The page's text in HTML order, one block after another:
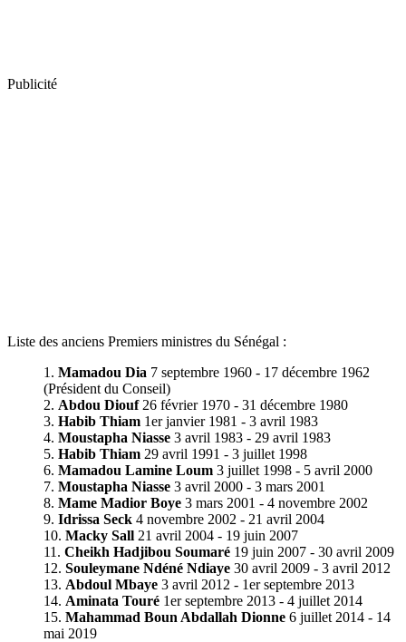
Publicité
Liste des anciens Premiers ministres du Sénégal :
Mamadou Dia 7 septembre 1960 - 17 décembre 1962
(Président du Conseil)
Abdou Diouf26 février 1970 - 31 décembre 1980
Habib Thiam 1er janvier 1981 - 3 avril 1983
Moustapha Niasse 3 avril 1983 - 29 avril 1983
Habib Thiam 29 avril 1991 - 3 juillet 1998
Mamadou Lamine Loum 3 juillet 1998 - 5 avril 2000
Moustapha Niasse 3 avril 2000 - 3 mars 2001
Mame Madior Boye 3 mars 2001 - 4 novembre 2002
Idrissa Seck 4 novembre 2002 - 21 avril 2004
Macky Sall 21 avril 2004 - 19 juin 2007
Cheikh Hadjibou Soumaré 19 juin 2007 - 30 avril 2009
Souleymane Ndéné Ndiaye 30 avril 2009 - 3 avril 2012
Abdoul Mbaye 3 avril 2012 - 1er septembre 2013
Aminata Touré 1er septembre 2013 - 4 juillet 2014
Mahammad Boun Abdallah Dionne 6 juillet 2014 - 14
mai 2019